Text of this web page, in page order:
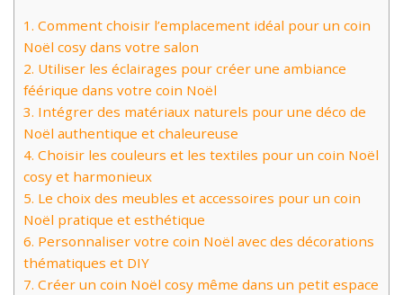
1. Comment choisir l’emplacement idéal pour un coin
Noël cosy dans votre salon
2. Utiliser les éclairages pour créer une ambiance
féérique dans votre coin Noël
3. Intégrer des matériaux naturels pour une déco de
Noël authentique et chaleureuse
4. Choisir les couleurs et les textiles pour un coin Noël
cosy et harmonieux
5. Le choix des meubles et accessoires pour un coin
Noël pratique et esthétique
6. Personnaliser votre coin Noël avec des décorations
thématiques et DIY
7. Créer un coin Noël cosy même dans un petit espace